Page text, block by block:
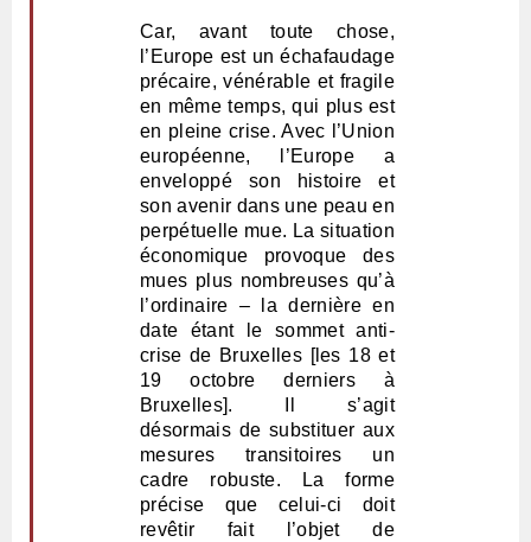
Car, avant toute chose,
l’Europe est un échafaudage
précaire, vénérable et fragile
en même temps, qui plus est
en pleine crise. Avec l’Union
européenne, l’Europe a
enveloppé son histoire et
son avenir dans une peau en
perpétuelle mue. La situation
économique provoque des
mues plus nombreuses qu’à
l’ordinaire – la dernière en
date étant le sommet anti-
crise de Bruxelles [les 18 et
19 octobre derniers à
Bruxelles]. Il s’agit
désormais de substituer aux
mesures transitoires un
cadre robuste. La forme
précise que celui-ci doit
revêtir fait l’objet de